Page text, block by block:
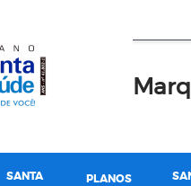
SANTA
PLANOS